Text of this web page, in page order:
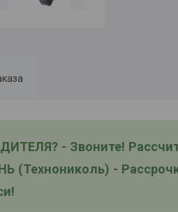
- Звоните!
(Технониколь) -